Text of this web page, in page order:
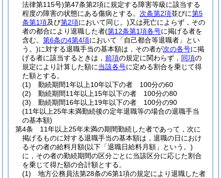
法律第115号)第47条第2項に規定する障害等級に該当する
程度の障害の状態にある傷病とする。 次条第2項並びに第5
条第1項及び第2項において同じ。)又は死亡によらず，その
者の都合により退職した者(第12条第1項各号に掲げる者を
含む。 第6条の4第4項において「自己都合等退職者」とい
う。)に対する退職手当の基本額は，その者が次の各号に掲
げる者に該当するときは， 前項の規定に関わらず， 同項の
規定により計算した額に当該各号に定める割合を乗じて得
た額とする。
(1)
勤続期間1年以上10年以下の者 100分の60
(2)
勤続期間11年以上15年以下の者 100分の80
(3)
勤続期間16年以上19年以下の者 100分の90
(11年以上25年未満勤続後の定年退職等の場合の退職手当
の基本額)
第4条
11年以上25年未満の期間勤続した者であって，次に
掲げるものに対する退職手当の基本額は，退職の日におけ
るその者の給料月額(以下「退職日給料月額」という。)
に，その者の勤続期間の区分ごとに当該区分に応じた割合
を乗じて得た額の合計額とする。
(1)
地方公務員法第28条の6第1項の規定により退職した者